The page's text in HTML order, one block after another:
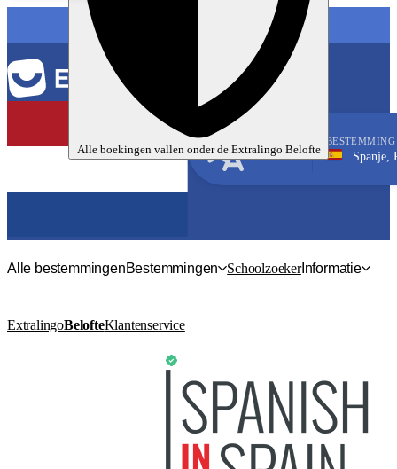
Alle boekingen vallen onder de Extralingo Belofte
TAAL
BESTEMMING
Spanje, Prado del
Alle bestemmingenBestemmingen SchoolzoekerInformatie
ExtralingoBelofteKlantenservice